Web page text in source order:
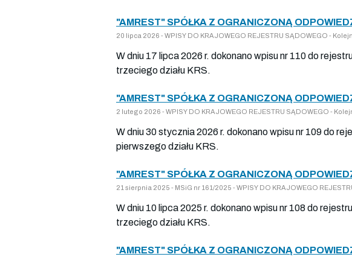
"AMREST" SPÓŁKA Z OGRANICZONĄ
20 lipca 2026 - WPISY DO KRAJOWEGO REJESTRU SĄDOWEGO -
W dniu 17 lipca 2026 r. dokonano wpisu nr 110 do
trzeciego działu KRS.
"AMREST" SPÓŁKA Z OGRANICZONĄ
2 lutego 2026 - WPISY DO KRAJOWEGO REJESTRU SĄDOWEGO -
W dniu 30 stycznia 2026 r. dokonano wpisu nr 109 do
pierwszego działu KRS.
"AMREST" SPÓŁKA Z OGRANICZONĄ
21 sierpnia 2025 - MSiG nr 161/2025 - WPISY DO KRAJOWEGO
W dniu 10 lipca 2025 r. dokonano wpisu nr 108 do
trzeciego działu KRS.
"AMREST" SPÓŁKA Z OGRANICZONĄ